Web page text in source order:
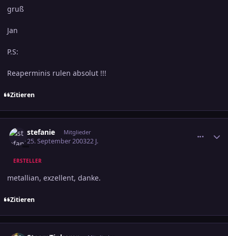
gruß
Jan
P.S:
Reaperminis rulen absolut !!!
Zitieren
stefanie Mitglieder
25. September 200322 J.
ERSTELLER
metallian, exzellent, danke.
Zitieren